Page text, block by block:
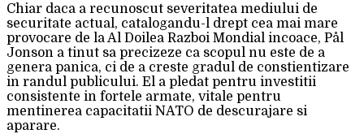
Chiar daca a recunoscut severitatea mediului de
securitate actual, catalogandu-l drept cea mai mare
provocare de la Al Doilea Razboi Mondial incoace, Pål
Jonson a tinut sa precizeze ca scopul nu este de a
genera panica, ci de a creste gradul de constientizare
in randul publicului. El a pledat pentru investitii
consistente in fortele armate, vitale pentru
mentinerea capacitatii NATO de descurajare si
aparare.